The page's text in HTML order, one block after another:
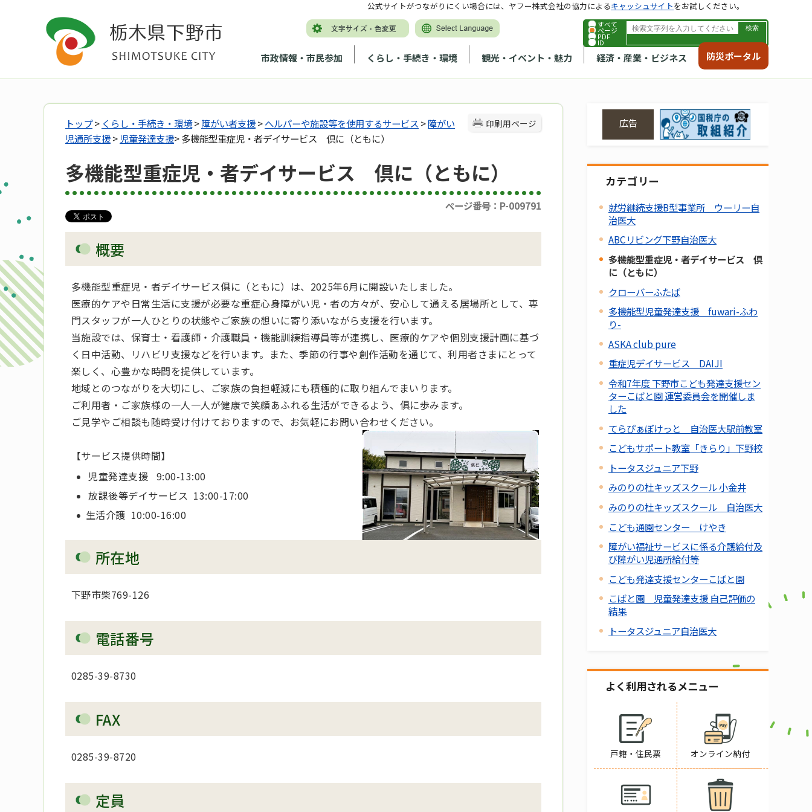
すべて
ページ
PDF
ID
市政情報・市民参加 くらし・手続き・環境 観光・イベント・魅力 経済・産業・ビジネス 防災ポータル
公式サイトがつながりにくい場合には、ヤフー株式会社の協力によるキャッシュサイトをお試しください。
印刷用ページ
トップ> くらし・手続き・環境>障がい者支援>へルパーや施設等を使用するサービス >障がい
児通所支援> 児童発達支援> 多機能型重症児・者デイサービス 倶に（ともに）
多機能型重症児・者デイサービス 倶に（ともに）
ページ番号：P-009791
概要
多機能型重症児・者デイサービス俱に（ともに）は、2025年6月に開設いたしました。
医療的ケアや日常生活に支援が必要な重症心身障がい児・者の方々が、安心して通える居場所として、専
門スタッフが一人ひとりの状態やご家族の想いに寄り添いながら支援を行います。
当施設では、保育士・看護師・介護職員・機能訓練指導員等が連携し、医療的ケアや個別支援計画に基づ
く日中活動、リハビリ支援などを行います。また、季節の行事や創作活動を通じて、利用者さまにとって
楽しく、心豊かな時間を提供しています。
地域とのつながりを大切にし、ご家族の負担軽減にも積極的に取り組んでまいります。
ご利用者・ご家族様の一人一人が健康で笑顔あふれる生活ができるよう、俱に歩みます。
ご見学やご相談も随時受け付けておりますので、お気軽にお問い合わせください。
【サービス提供時間】
児童発達支援 9:00-13:00
放課後等デイサービス 13:00-17:00
生活介護 10:00-16:00
所在地
下野市柴769-126
電話番号
0285-39-8730
FAX
0285-39-8720
定員
広告
カテゴリー
就労継続支援B型事業所 ウーリー自
治医大
ABCリビング下野自治医大
多機能型重症児・者デイサービス 倶
に（ともに）
クローバーふたば
多機能型児童発達支援 fuwari-ふわ
り-
ASKA club pure
重症児デイサービス DAIJI
令和7年度 下野市こども発達支援セン
ターこばと園 運営委員会を開催しま
した
てらぴぁぽけっと 自治医大駅前教室
こどもサポート教室「きらり」下野校
トータスジュニア下野
みのりの杜キッズスクール 小金井
みのりの杜キッズスクール 自治医大
こども通園センター けやき
障がい福祉サービスに係る介護給付及
び障がい児通所給付等
こども発達支援センターこばと園
こばと園 児童発達支援 自己評価の
結果
トータスジュニア自治医大
よく利用されるメニュー
戸籍・住民票 オンライン納付